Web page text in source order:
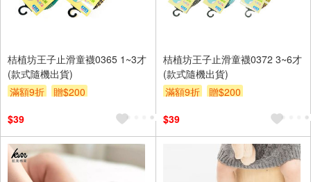
桔植坊王子止滑童襪0365 1~3才
(款式隨機出貨)
滿額9折
贈$200
$39
桔植坊王子止滑童襪0372 3~6才
(款式隨機出貨)
滿額9折
贈$200
$39